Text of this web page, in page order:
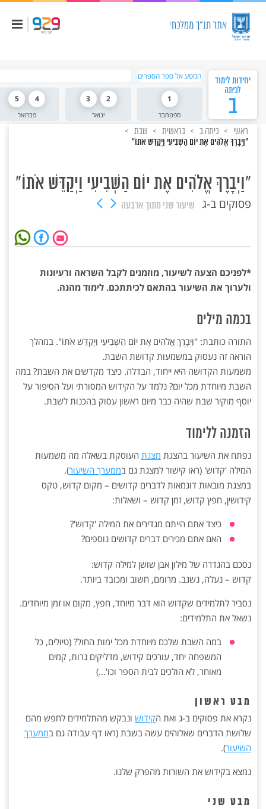
יחידות לימוד
לכיתה
ב
המסע אל ספר הספרים
ספטמבר
1
ינואר
2
3
פברואר
4
5
ראשי כיתה ב בראשית שבת
"וַיְבָרֶךְ אֱלֹהִים אֶת יוֹם הַשְּׁבִיעִי וַיְקַדֵּשׁ אֹתוֹ"
"וַיְבָרֶךְ אֱלֹהִים אֶת יוֹם הַשְּׁבִיעִי וַיְקַדֵּשׁ אֹתוֹ"
פסוקים ב-ג שיעור שני מתוך ארבעה
*לפניכם הצעה לשיעור, מוזמנים לקבל השראה ורעיונות
ולערוך את השיעור בהתאם לכיתתכם. לימוד מהנה.
בכמה מילים
התורה כותבת: "וַיְבָרֶךְ אֱלֹהִים אֶת יוֹם הַשְּׁבִיעִי וַיְקַדֵּשׁ אֹתוֹ". במהלך
הוראה זה נעסוק במשמעות קדושת השבת.
משמעות הקדושה היא ייחוד, הבדלה. כיצד מקדשים את השבת? במה
השבת מיוחדת מכל יום? נלמד על הקידוש המסורתי ועל הסיפור על
יוסף מוקיר שבת שהיה כבר מיום ראשון עסוק בהכנות לשבת.
הזמנה ללימוד
נפתח את השיעור בהצגת מצגת העוסקת בשאלה מה משמעות
המילה 'קדוש' (ראו קישור למצגת גם בממערך השיעור).
במצגת מובאות דוגמאות לדברים קדושים – מקום קדוש, טקס
קידושין, חפץ קדוש, זמן קדוש – ושאלות:
כיצד אתם הייתם מגדירים את המילה 'קדוש'?
האם אתם מכירים דברים קדושים נוספים?
נסכם בהגדרה של מילון אבן שושן למילה קדוש:
קדוש – נעלה, נשגב. מרומם, חשוב ומכובד ביותר.
נסביר לתלמידים שקדוש הוא דבר מיוחד, חפץ, מקום או זמן מיוחדים.
נשאל את התלמידים:
במה השבת שלכם מיוחדת מכל ימות החול? (טיולים, כל
המשפחה יחד, עורכים קידוש, מדליקים נרות, קמים
מאוחר, לא הולכים לבית הספר וכו'…)
מבט ראשון
נקרא את פסוקים ב-ג ואת הקידוש ונבקש מהתלמידים לחפש מהם
שלושת הדברים שאלוהים עשה בשבת (ראו דף עבודה גם בממערך
השיעור).
נמצא בקידוש את השורות מהפרק שלנו.
מבט שני